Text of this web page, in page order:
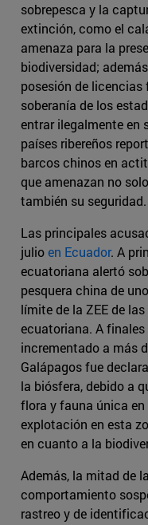
sobrepesca y la
extinción, como el
amenaza para la
biodiversidad;
posesión de
soberanía de los
entrar ilegalmente en
países ribereños
barcos chinos en
que amenazan no
también su seguridad.
Las principales
julioen Ecuador. A
ecuatoriana alertó
pesquera china de
límite de la ZEE de
ecuatoriana. A
incrementado a más
Galápagos fue
la biósfera, debido a
flora y fauna única en
explotación en esta
en cuanto a la
Además, la mitad de
comportamiento
rastreo y de